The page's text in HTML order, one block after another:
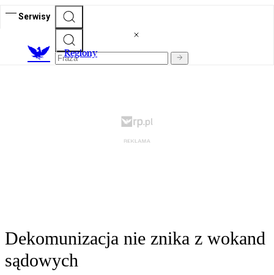
Serwisy
Regiony
Dekomunizacja nie znika z wokand
sądowych